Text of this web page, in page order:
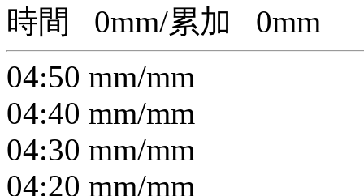
時間
0mm/累加 0mm
04:50 mm/mm
04:40 mm/mm
04:30 mm/mm
04:20 mm/mm